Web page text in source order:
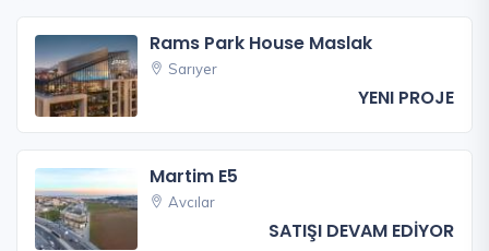
Rams Park House Maslak
Sarıyer
YENI PROJE
Martim E5
Avcılar
SATIŞI DEVAM EDİYOR